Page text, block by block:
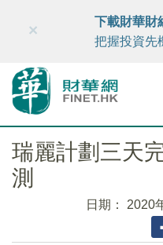
財華智庫網 FINTV
×
下載財華財
把握投資先
瑞麗計劃三天
測
日期： 2020